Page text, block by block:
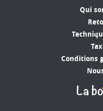
modèles sportifs ou
gamme saura
sont disponibles en
et couleurs afin de
choix pour
Venez découvrir
nouvel élan avec
Qui
Conditions